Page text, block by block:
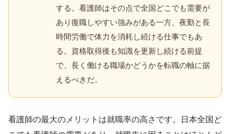
する。看護師はその点で全国どこでも需要が
あり復職しやすい強みがある一方、夜勤と長
時間労働で体力を消耗し続ける仕事でもあ
る。資格取得後も知識を更新し続ける前提
で、長く働ける職場かどうかを転職の軸に据
えるべきだ。
看護師の最大のメリットは就職率の高さです。日本全国ど